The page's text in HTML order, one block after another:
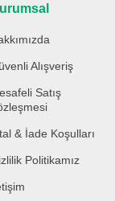
Alışveriş
Satış
& İade Koşulları
Politikamız